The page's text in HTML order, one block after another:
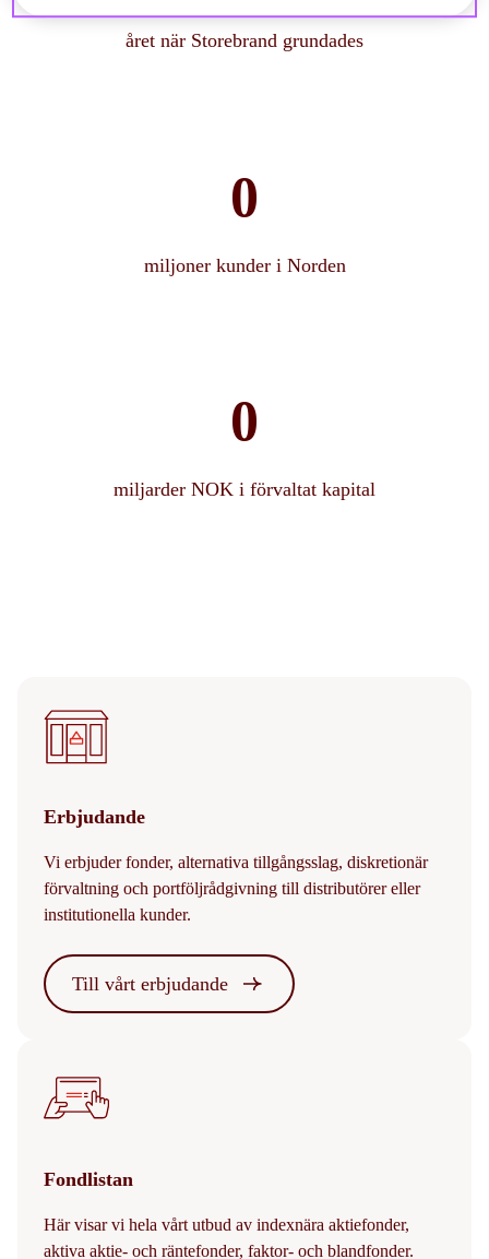
året när Storebrand grundades
miljoner kunder i Norden
miljarder NOK i förvaltat kapital
Erbjudande
Vi erbjuder fonder, alternativa tillgångsslag, diskretionär
förvaltning och portföljrådgivning till distributörer eller
institutionella kunder.
Till vårt erbjudande
Fondlistan
Här visar vi hela vårt utbud av indexnära aktiefonder,
aktiva aktie- och räntefonder, faktor- och blandfonder.